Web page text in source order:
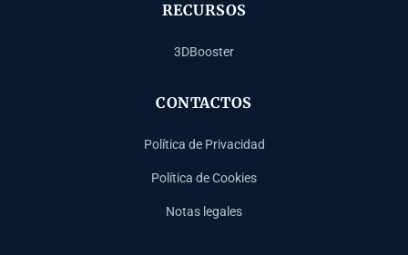
RECURSOS
3DBooster
CONTACTOS
Política de Privacidad
Política de Cookies
Notas legales